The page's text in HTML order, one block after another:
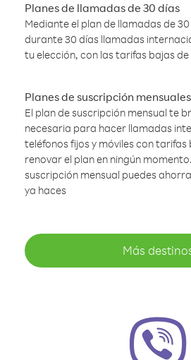
Planes de llamadas de 30 días
Mediante el plan de llamadas de
durante 30 días llamadas
tu elección, con las tarifas bajas de
Planes de suscripción mensuales
El plan de suscripción mensual te
necesaria para hacer llamadas
teléfonos fijos y móviles con tarifas
renovar el plan en ningún
suscripción mensual puedes
ya haces
Más